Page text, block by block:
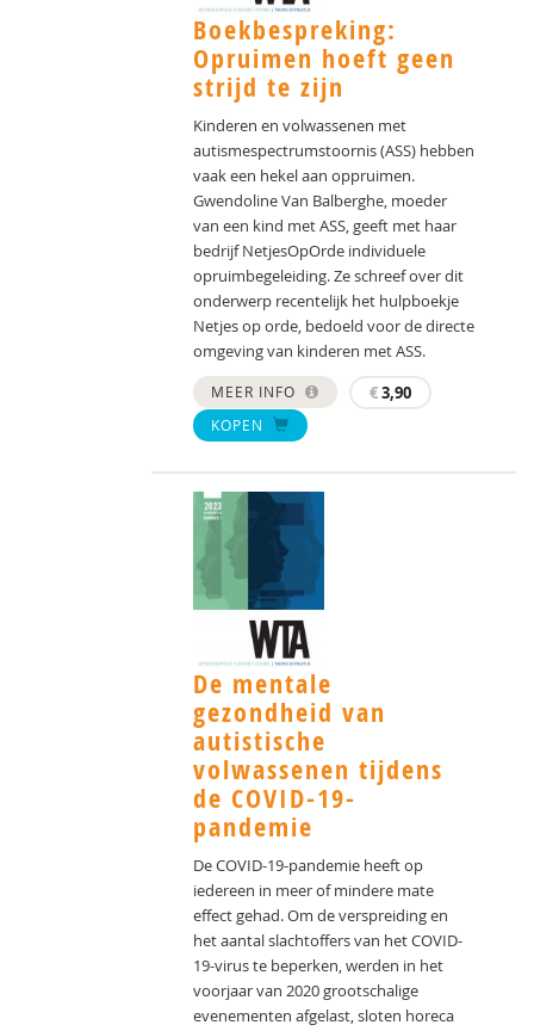
Boekbespreking:
Opruimen hoeft geen
strijd te zijn
Kinderen en volwassenen met
autismespectrumstoornis (ASS) hebben
vaak een hekel aan oppruimen.
Gwendoline Van Balberghe, moeder
van een kind met ASS, geeft met haar
bedrijf NetjesOpOrde individuele
opruimbegeleiding. Ze schreef over dit
onderwerp recentelijk het hulpboekje
Netjes op orde, bedoeld voor de directe
omgeving van kinderen met ASS.
MEER INFO €3,90
KOPEN
De mentale
gezondheid van
autistische
volwassenen tijdens
de COVID-19-
pandemie
De COVID-19-pandemie heeft op
iedereen in meer of mindere mate
effect gehad. Om de verspreiding en
het aantal slachtoffers van het COVID-
19-virus te beperken, werden in het
voorjaar van 2020 grootschalige
evenementen afgelast, sloten horeca